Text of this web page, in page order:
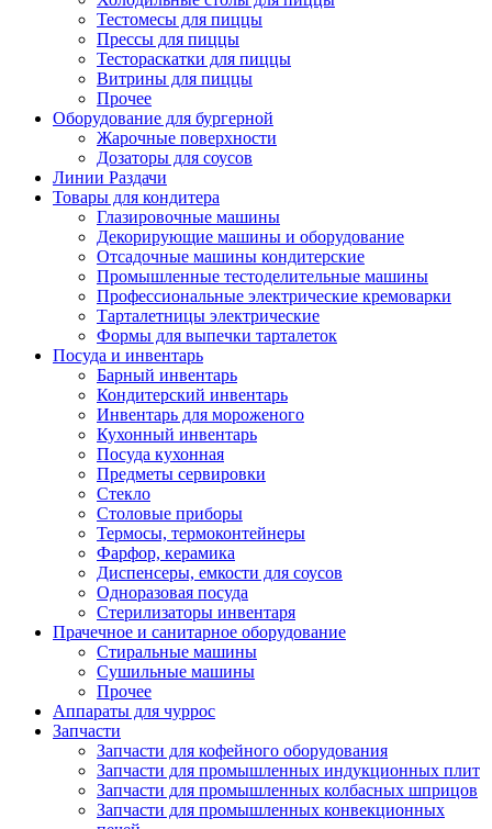
Тестомесы для пиццы
Прессы для пиццы
Тестораскатки для пиццы
Витрины для пиццы
Прочее
Оборудование для бургерной
Жарочные поверхности
Дозаторы для соусов
Линии Раздачи
Товары для кондитера
Глазировочные машины
Декорирующие машины и оборудование
Отсадочные машины кондитерские
Промышленные тестоделительные машины
Профессиональные электрические кремоварки
Тарталетницы электрические
Формы для выпечки тарталеток
Посуда и инвентарь
Барный инвентарь
Кондитерский инвентарь
Инвентарь для мороженого
Кухонный инвентарь
Посуда кухонная
Предметы сервировки
Стекло
Столовые приборы
Термосы, термоконтейнеры
Фарфор, керамика
Диспенсеры, емкости для соусов
Одноразовая посуда
Стерилизаторы инвентаря
Прачечное и санитарное оборудование
Стиральные машины
Сушильные машины
Прочее
Аппараты для чуррос
Запчасти
Запчасти для кофейного оборудования
Запчасти для промышленных индукционных плит
Запчасти для промышленных колбасных шприцов
Запчасти для промышленных конвекционных